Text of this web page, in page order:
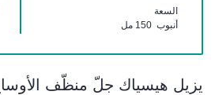
السعة
أنبوب 150 مل
يزيل هيسياك جلّ منظّف